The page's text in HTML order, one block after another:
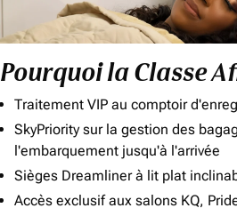
Pourquoi la Classe
Traitement VIP au comptoir
SkyPriority sur la gestion des
l'embarquement jusqu'à l'arrivée
Sièges Dreamliner à lit plat
Accès exclusif aux salons KQ,